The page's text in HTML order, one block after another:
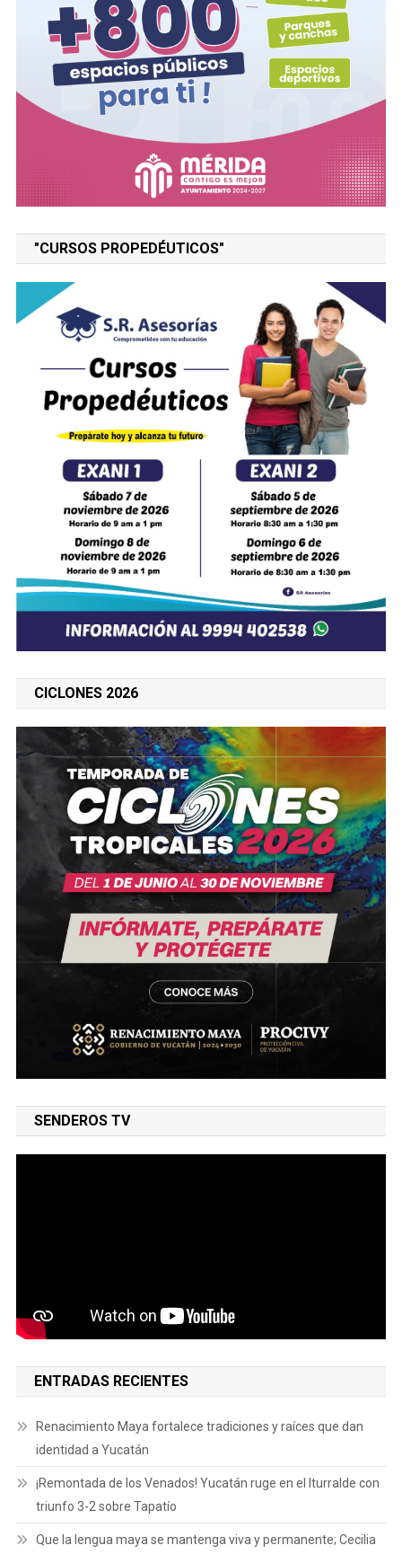
"CURSOS PROPEDÉUTICOS"
CICLONES 2026
SENDEROS TV
ENTRADAS RECIENTES
Renacimiento Maya fortalece tradiciones y raíces que dan
identidad a Yucatán
¡Remontada de los Venados! Yucatán ruge en el Iturralde con
triunfo 3-2 sobre Tapatío
Que la lengua maya se mantenga viva y permanente; Cecilia